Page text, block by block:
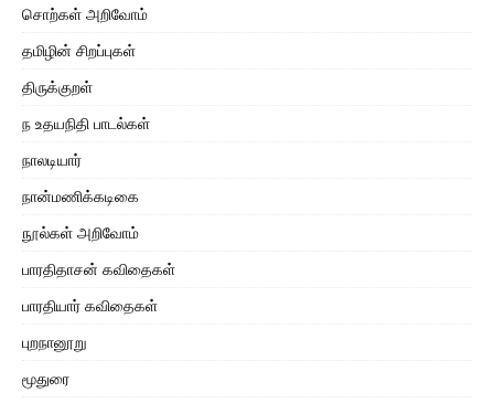
சொற்கள் அறிவோம்
தமிழின் சிறப்புகள்
திருக்குறள்
ந உதயநிதி பாடல்கள்
நாலடியார்
நான்மணிக்கடிகை
நூல்கள் அறிவோம்
பாரதிதாசன் கவிதைகள்
பாரதியார் கவிதைகள்
புறநானூறு
மூதுரை